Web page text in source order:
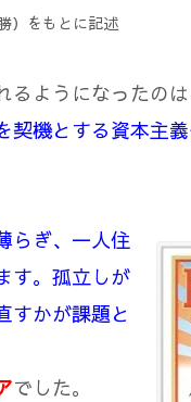
）をもとに記述
るようになったの
契機とする資本主
らぎ、一人住
す。孤立しが
すかが課題と
でした。